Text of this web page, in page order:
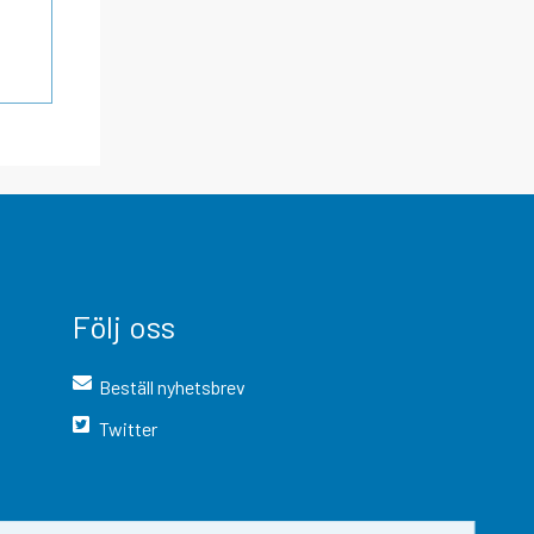
Följ oss
Beställ nyhetsbrev
Twitter